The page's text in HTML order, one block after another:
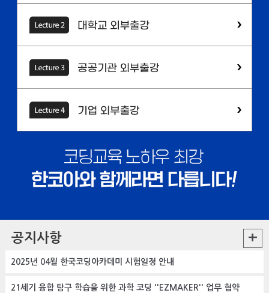
공지사항 +
2025년 04월 한국코딩아카데미 시험일정 안내
21세기 융합 탐구 학습을 위한 과학 코딩 ''EZMAKER'' 업무 협약